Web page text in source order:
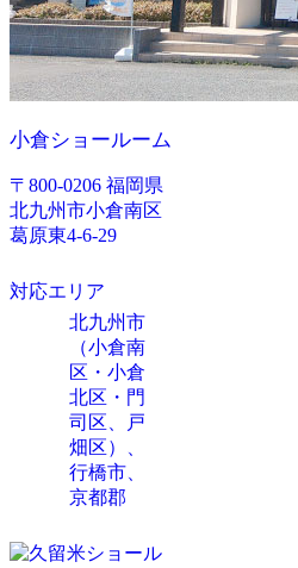
小倉ショールーム
〒800-0206 福岡県
北九州市小倉南区
葛原東4-6-29
対応エリア
北九州市
（小倉南
区・小倉
北区・門
司区、戸
畑区）、
行橋市、
京都郡